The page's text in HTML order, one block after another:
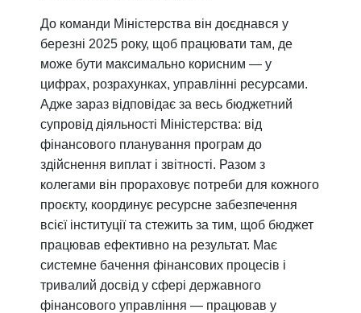
До команди Міністерства він доєднався у
березні 2025 року, щоб працювати там, де
може бути максимально корисним — у
цифрах, розрахунках, управлінні ресурсами.
Адже зараз відповідає за весь бюджетний
супровід діяльності Міністерства: від
фінансового планування програм до
здійснення виплат і звітності. Разом з
колегами він прораховує потреби для кожного
проєкту, координує ресурсне забезпечення
всієї інституції та стежить за тим, щоб бюджет
працював ефективно на результат. Має
системне бачення фінансових процесів і
тривалий досвід у сфері державного
фінансового управління — працював у